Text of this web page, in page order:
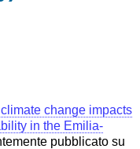
change impacts
in the Emilia-
pubblicato su